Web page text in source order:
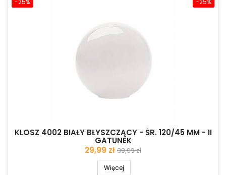
KLOSZ 4002 BIAŁY BŁYSZCZĄCY - ŚR. 120/45 MM - II
GATUNEK
Cena
29,99 zł Cena
podstawowa
39,99 zł
Więcej